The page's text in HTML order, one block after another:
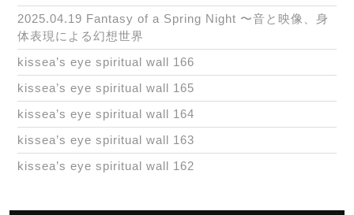
2025.04.19 Fantasy of a Spring Night 〜音と映像、身
体表現による幻想世界
kissea’s eye spiritual wall 166
kissea’s eye spiritual wall 165
kissea’s eye spiritual wall 164
kissea’s eye spiritual wall 163
kissea’s eye spiritual wall 162